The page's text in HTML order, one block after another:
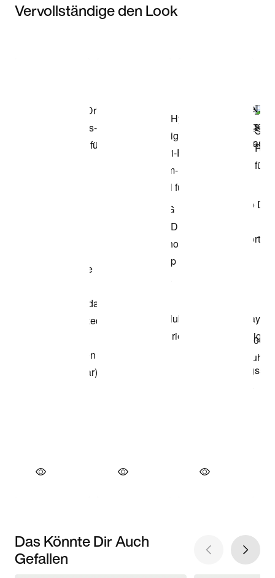
Vervollständige den Look
Das Könnte Dir Auch
Gefallen